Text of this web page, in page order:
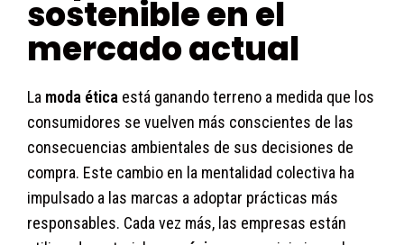
sostenible en el
mercado actual
La moda ética está ganando terreno a medida que los
consumidores se vuelven más conscientes de las
consecuencias ambientales de sus decisiones de
compra. Este cambio en la mentalidad colectiva ha
impulsado a las marcas a adoptar prácticas más
responsables. Cada vez más, las empresas están